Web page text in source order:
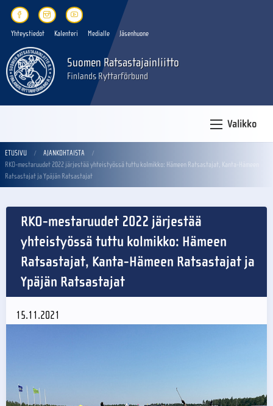
Yhteystiedot Kalenteri Medialle Jäsenhuone
Suomen Ratsastajainliitto
Finlands Ryttarförbund
Valikko
ETUSIVU
AJANKOHTAISTA
RKO-mestaruudet 2022 järjestää yhteistyössä tuttu kolmikko: Hämeen Ratsastajat, Kanta-Hämeen
Ratsastajat ja Ypäjän Ratsastajat
RKO-mestaruudet 2022 järjestää
yhteistyössä tuttu kolmikko: Hämeen
Ratsastajat, Kanta-Hämeen Ratsastajat ja
Ypäjän Ratsastajat
15.11.2021